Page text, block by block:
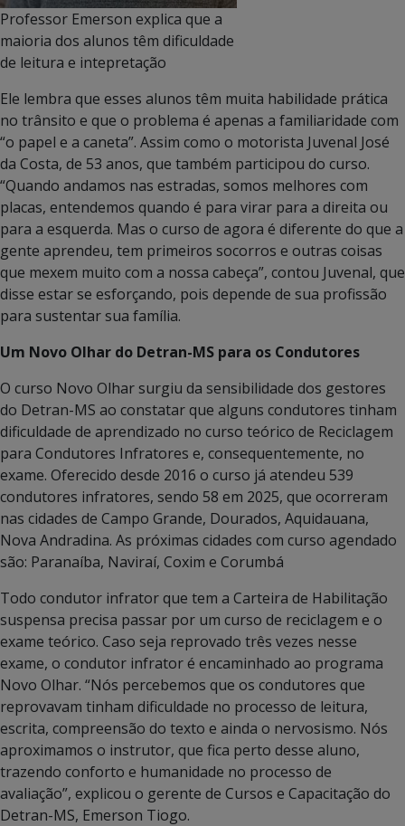
Professor Emerson explica que a
maioria dos alunos têm dificuldade
de leitura e intepretação
Ele lembra que esses alunos têm muita habilidade prática
no trânsito e que o problema é apenas a familiaridade com
“o papel e a caneta”. Assim como o motorista Juvenal José
da Costa, de 53 anos, que também participou do curso.
“Quando andamos nas estradas, somos melhores com
placas, entendemos quando é para virar para a direita ou
para a esquerda. Mas o curso de agora é diferente do que a
gente aprendeu, tem primeiros socorros e outras coisas
que mexem muito com a nossa cabeça”, contou Juvenal, que
disse estar se esforçando, pois depende de sua profissão
para sustentar sua família.
Um Novo Olhar do Detran-MS para os Condutores
O curso Novo Olhar surgiu da sensibilidade dos gestores
do Detran-MS ao constatar que alguns condutores tinham
dificuldade de aprendizado no curso teórico de Reciclagem
para Condutores Infratores e, consequentemente, no
exame. Oferecido desde 2016 o curso já atendeu 539
condutores infratores, sendo 58 em 2025, que ocorreram
nas cidades de Campo Grande, Dourados, Aquidauana,
Nova Andradina. As próximas cidades com curso agendado
são: Paranaíba, Naviraí, Coxim e Corumbá
Todo condutor infrator que tem a Carteira de Habilitação
suspensa precisa passar por um curso de reciclagem e o
exame teórico. Caso seja reprovado três vezes nesse
exame, o condutor infrator é encaminhado ao programa
Novo Olhar. “Nós percebemos que os condutores que
reprovavam tinham dificuldade no processo de leitura,
escrita, compreensão do texto e ainda o nervosismo. Nós
aproximamos o instrutor, que fica perto desse aluno,
trazendo conforto e humanidade no processo de
avaliação”, explicou o gerente de Cursos e Capacitação do
Detran-MS, Emerson Tiogo.